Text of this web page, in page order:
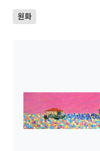
원화